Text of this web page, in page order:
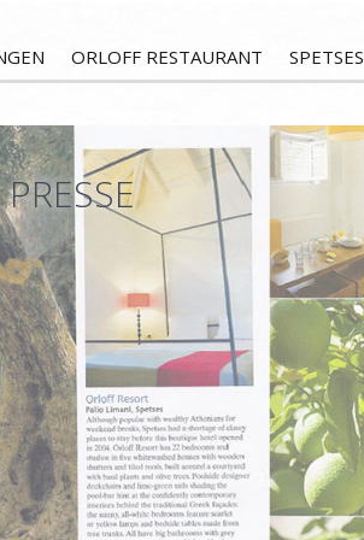
ORLOFF RESTAURANT SPETSES